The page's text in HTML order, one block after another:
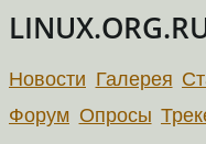
Новости Галерея
Форум Опросы